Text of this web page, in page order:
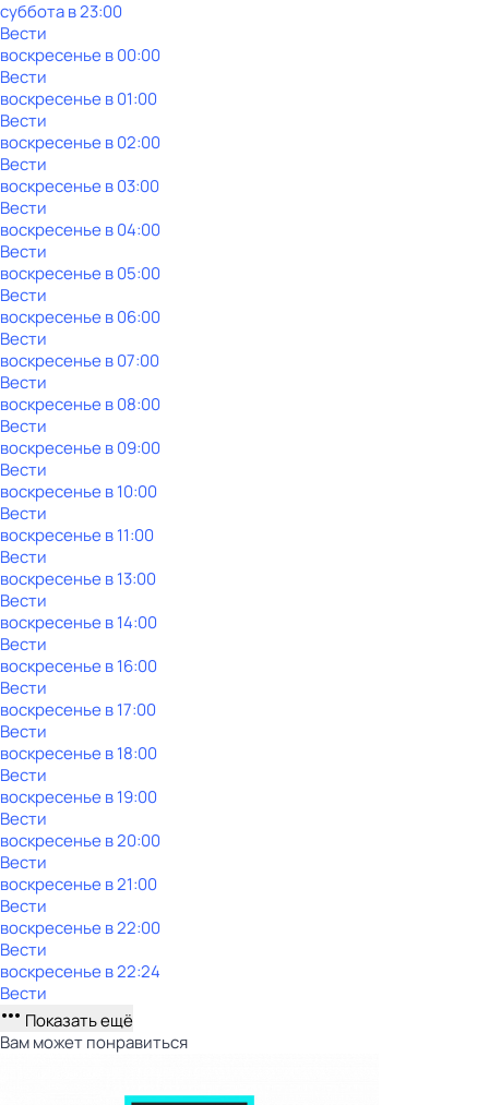
субботав23:00
Вести
воскресенье в00:00
Вести
воскресенье в01:00
Вести
воскресенье в02:00
Вести
воскресенье в03:00
Вести
воскресенье в04:00
Вести
воскресенье в05:00
Вести
воскресенье в06:00
Вести
воскресенье в07:00
Вести
воскресенье в08:00
Вести
воскресенье в09:00
Вести
воскресенье в10:00
Вести
воскресенье в11:00
Вести
воскресенье в13:00
Вести
воскресенье в14:00
Вести
воскресенье в16:00
Вести
воскресенье в17:00
Вести
воскресенье в18:00
Вести
воскресенье в19:00
Вести
воскресенье в20:00
Вести
воскресенье в21:00
Вести
воскресенье в22:00
Вести
воскресенье в22:24
Вести
Показать ещё
Вам может понравиться